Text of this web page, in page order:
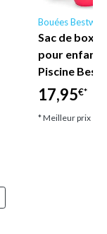
Bouées Bestway
Sac de boxe
pour
Piscine
17,95€*
* Meilleur prix